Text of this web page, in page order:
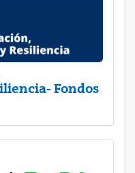
Fondos